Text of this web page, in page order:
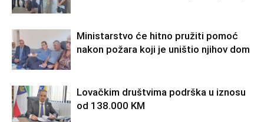
Ministarstvo će hitno pružiti pomoć
nakon požara koji je uništio njihov dom
Lovačkim društvima podrška u iznosu
od 138.000 KM